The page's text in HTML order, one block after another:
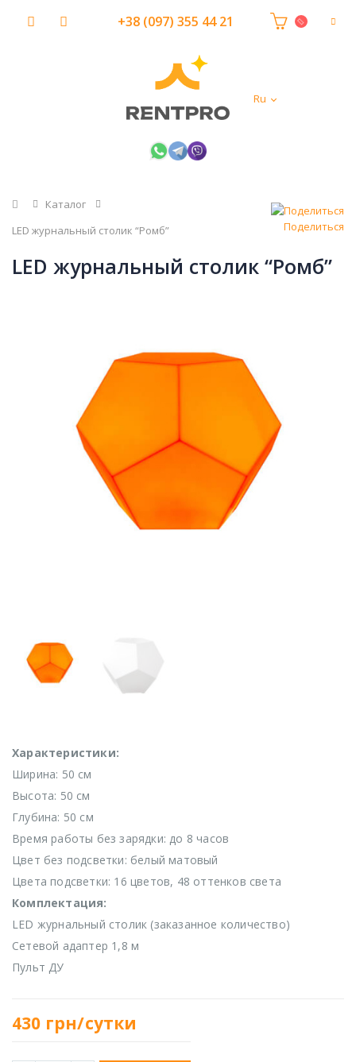
Ru
+38 (097) 355 44 21
Главная
Каталог
LED журнальный столик “Ромб”
Поделиться
LED журнальный столик “Ромб”
Характеристики:
Ширина: 50 см
Высота: 50 см
Глубина: 50 см
Время работы без зарядки: до 8 часов
Цвет без подсветки: белый матовый
Цвета подсветки: 16 цветов, 48 оттенков света
Комплектация:
LED журнальный столик (заказанное количество)
Сетевой адаптер 1,8 м
Пульт ДУ
430 грн/сутки